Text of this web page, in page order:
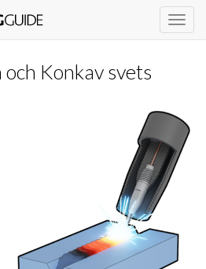
Konkav svets